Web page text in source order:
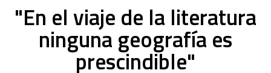
"En el viaje de la literatura
ninguna geografía es
prescindible"